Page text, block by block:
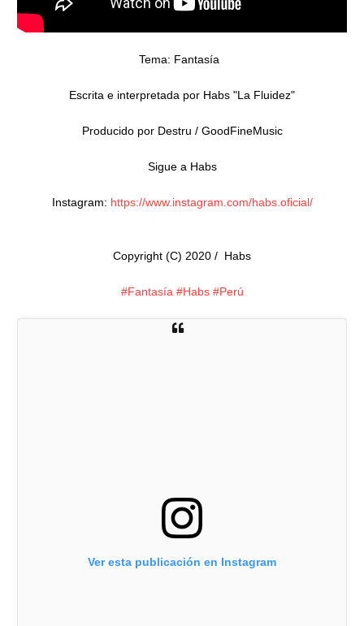
Tema: Fantasía
Escrita e interpretada por Habs "La Fluidez"
Producido por Destru / GoodFineMusic
Sigue a Habs
Instagram: https://www.instagram.com/habs.oficial/​
Copyright (C) 2020 /  Habs
#Fantasía​ #Habs​ #Perú
Ver esta publicación en Instagram